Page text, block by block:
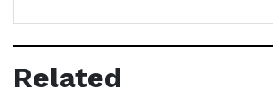
Related